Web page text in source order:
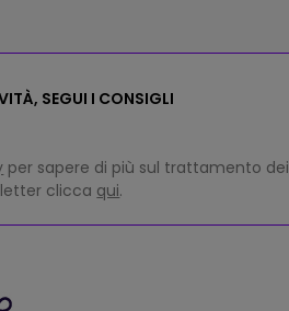
SEGUI I CONSIGLI
per sapere di più sul trattamento dei
clicca qui.